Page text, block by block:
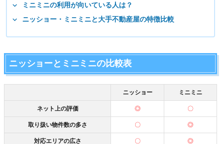
ミニミニの利用が向いている人は？
ニッショー・ミニミニと大手不動産屋の特徴比較
ニッショーとミニミニの比較表
ニッショー ミニミニ
ネット上の評価 ◎ 〇
取り扱い物件数の多さ 〇 ◎
対応エリアの広さ 〇 ◎